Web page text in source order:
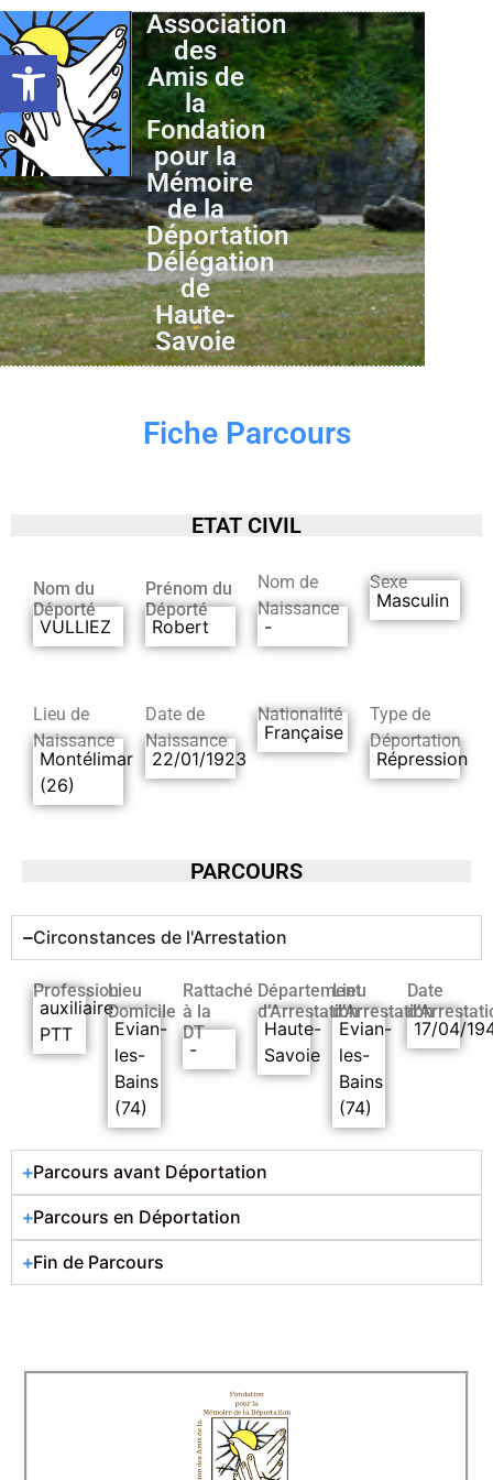
Ouvrir la barre d’outils
Association
des
Amis de
la
Fondation
pour la
Mémoire
de la
Déportation
Délégation
de
Haute-
Savoie
Fiche Parcours
ETAT CIVIL
Nom du
Déporté
VULLIEZ
Prénom du
Déporté
Robert
Nom de
Naissance
-
Sexe
Masculin
Lieu de
Naissance
Montélimar
(26)
Date de
Naissance
22/01/1923
Nationalité
Française
Type de
Déportation
Répression
PARCOURS
Circonstances de l'Arrestation
Profession
auxiliaire
PTT
Lieu
Domicile
Evian-
les-
Bains
(74)
Rattaché
à la
DT
-
Département
d’Arrestation
Haute-
Savoie
Lieu
d’Arrestation
Evian-
les-
Bains
(74)
Date
17/04/
Parcours avant Déportation
Parcours en Déportation
Fin de Parcours